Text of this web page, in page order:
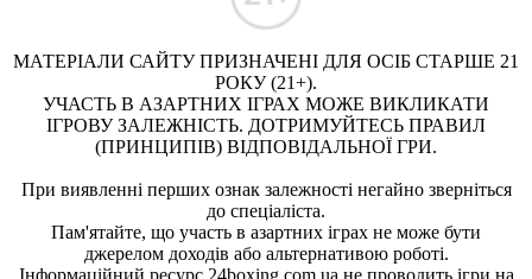
МАТЕРІАЛИ САЙТУ ПРИЗНАЧЕНІ ДЛЯ ОСІБ СТАРШЕ 21
РОКУ (21+).
УЧАСТЬ В АЗАРТНИХ ІГРАХ МОЖЕ ВИКЛИКАТИ
ІГРОВУ ЗАЛЕЖНІСТЬ. ДОТРИМУЙТЕСЬ ПРАВИЛ
(ПРИНЦИПІВ) ВІДПОВІДАЛЬНОЇ ГРИ.
При виявленні перших ознак залежності негайно зверніться
до спеціаліста.
Пам'ятайте, що участь в азартних іграх не може бути
джерелом доходів або альтернативою роботі.
Інформаційний ресурс 24boxing.com.ua не проводить ігри на